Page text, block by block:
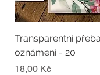
Transparentní
oznámení - 20
Cena
18,00 Kč